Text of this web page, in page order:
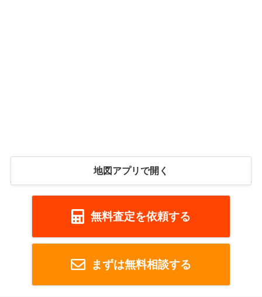
地図アプリで開く
無料査定を依頼する
まずは無料相談する